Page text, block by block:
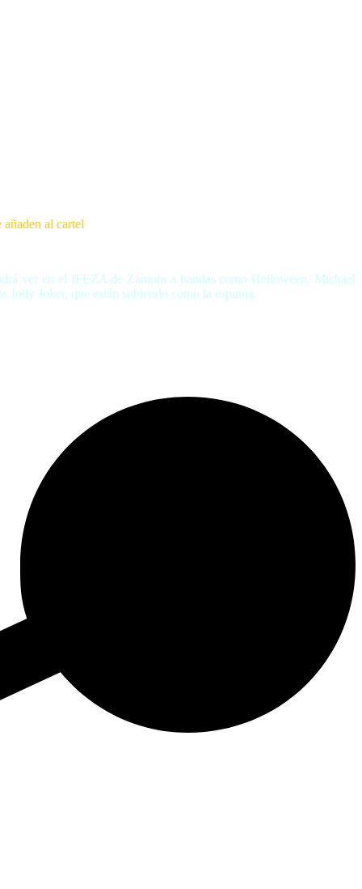
al cartel
ver en el IFEZA de Zamora a bandas como Helloween, Michael
Joker, que están subiendo como la espuma.